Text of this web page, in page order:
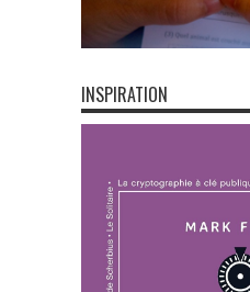
INSPIRATION